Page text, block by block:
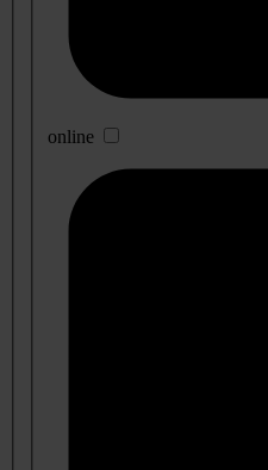
online